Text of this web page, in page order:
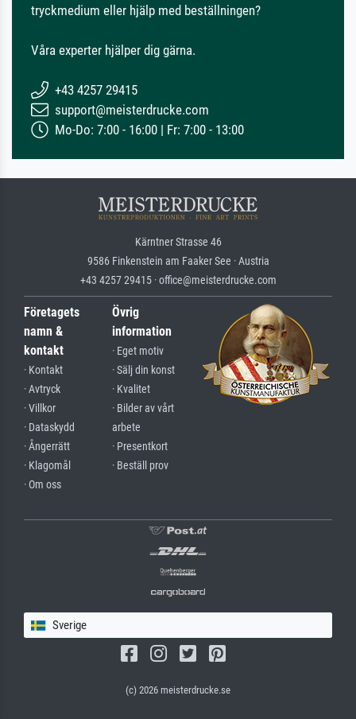
tryckmedium eller hjälp med beställningen?
Våra experter hjälper dig gärna.
+43 4257 29415
support@meisterdrucke.com
Mo-Do: 7:00 - 16:00 | Fr: 7:00 - 13:00
Kärntner Strasse 46
9586 Finkenstein am Faaker See · Austria
+43 4257 29415 · office@meisterdrucke.com
Företagets
namn &
kontakt
· Kontakt
· Avtryck
· Villkor
· Dataskydd
· Ångerrätt
· Klagomål
· Om oss
Övrig
information
· Eget motiv
· Sälj din konst
· Kvalitet
· Bilder av vårt
arbete
· Presentkort
· Beställ prov
Sverige
(c) 2026 meisterdrucke.se